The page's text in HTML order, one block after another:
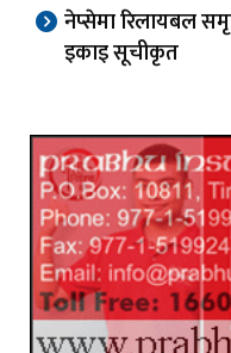
नेप्सेमा रिलायबल
इकाइ सूचीकृत